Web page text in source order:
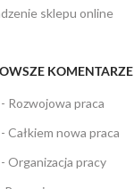
sklepu online
KOMENTARZE
- Rozwojowa praca
- Całkiem nowa praca
- Organizacja pracy